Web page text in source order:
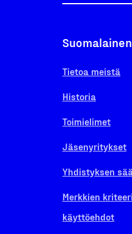
Tietoa meistä
Historia
Toimielimet
Jäsenyritykset
Yhdistyksen
Merkkien
käyttöehdot